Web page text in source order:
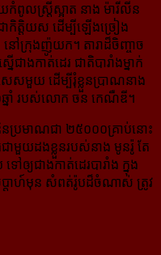
ពូលស្ត្រីស្អាត នាង ម៉ារីលីន
ាកិត្តិយស ដើម្បី​ឡើងច្រៀង
ៅក្រុងញ៉ូយក។ តារាដ៏ចិញ្ចាច
ជាងកាត់ដេរ ជាតិបារាំងម្នាក់
េស​មួយ ដើម្បីរុំខ្លួនប្រាណនាង
ឆ្នាំ របស់លោក ចន កេណឺឌី។
ប្រមាណជា ២៥០០០គ្រាប់នោះ
ាមួយដងខ្លួនរបស់នាង មូនរ៉ូ តែ
យ​ជាង​កាត់​ដេរ​បារាំង ក្នុង
ប្ដាហ៍មុន សំពត់រ៉ូបដ៏ចំណាស់ ត្រូវ​